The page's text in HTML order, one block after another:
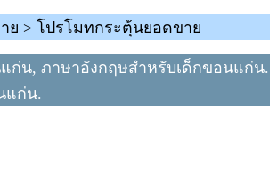
ย > โปรโมทกระตุ้นยอดขาย
แก่น, ภาษาอังกฤษสำหรับเด็กขอนแก่น.
แก่น.